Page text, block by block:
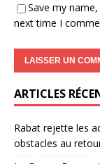
Save my
next time I
ARTICLES
Rabat rejette les
obstacles au